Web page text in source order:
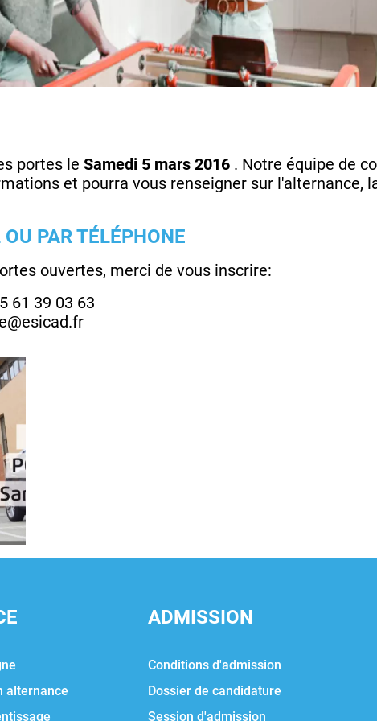
portes le Samedi 5 mars 2016 . Notre équipe de
et pourra vous renseigner sur l'alternance,
PAR TÉLÉPHONE
ouvertes, merci de vous inscrire:
61 39 03 63
alternance
ADMISSION
Conditions d'admission
Dossier de candidature
Session d'admission